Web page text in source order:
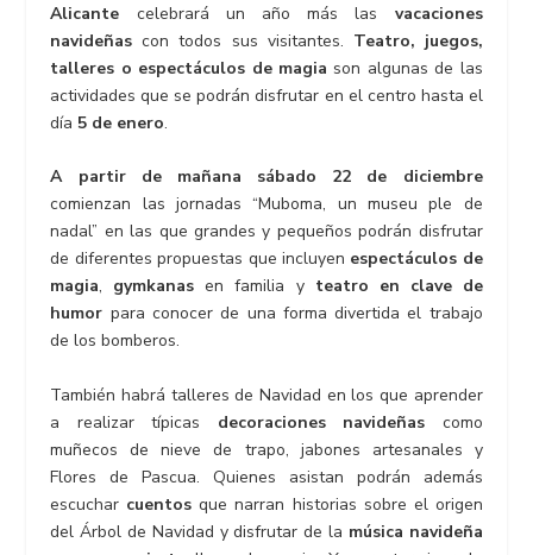
Alicante celebrará un año más las vacaciones
navideñas con todos sus visitantes. Teatro, juegos,
talleres o espectáculos de magia son algunas de las
actividades que se podrán disfrutar en el centro hasta el
día 5 de enero.
A partir de mañana sábado 22 de diciembre
comienzan las jornadas “Muboma, un museu ple de
nadal” en las que grandes y pequeños podrán disfrutar
de diferentes propuestas que incluyen espectáculos de
magia, gymkanas en familia y teatro en clave de
humor para conocer de una forma divertida el trabajo
de los bomberos.
También habrá talleres de Navidad en los que aprender
a realizar típicas decoraciones navideñas como
muñecos de nieve de trapo, jabones artesanales y
Flores de Pascua. Quienes asistan podrán además
escuchar cuentos que narran historias sobre el origen
del Árbol de Navidad y disfrutar de la música navideña